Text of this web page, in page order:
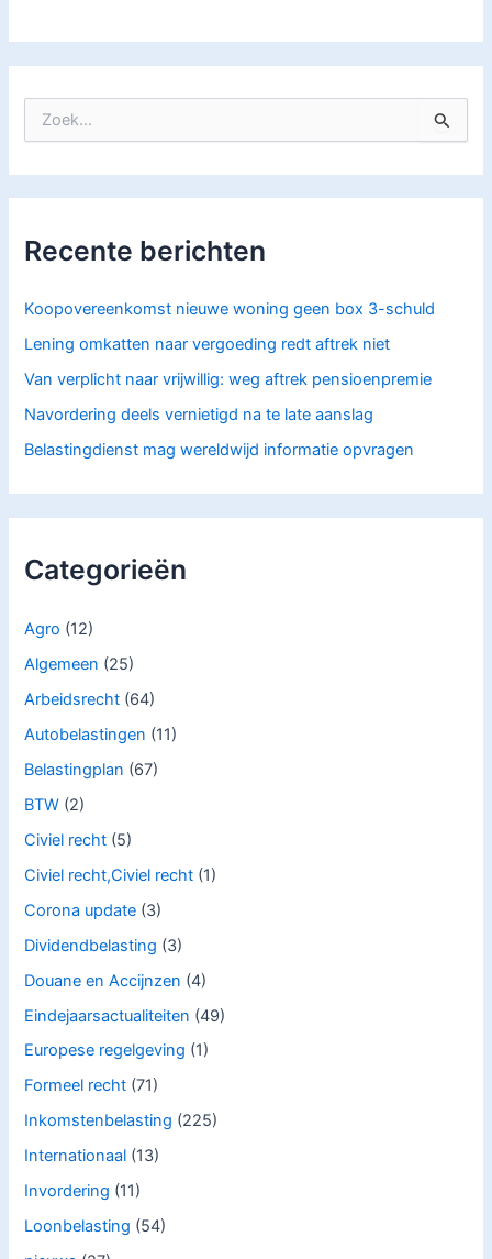
o
a
Recente berichten
Koopovereenkomst nieuwe woning geen box 3-schuld
Lening omkatten naar vergoeding redt aftrek niet
Van verplicht naar vrijwillig: weg aftrek pensioenpremie
Navordering deels vernietigd na te late aanslag
Belastingdienst mag wereldwijd informatie opvragen
Categorieën
Agro (12)
Algemeen (25)
Arbeidsrecht (64)
Autobelastingen (11)
Belastingplan (67)
BTW (2)
Civiel recht (5)
Civiel recht,Civiel recht (1)
Corona update (3)
Dividendbelasting (3)
Douane en Accijnzen (4)
Eindejaarsactualiteiten (49)
Europese regelgeving (1)
Formeel recht (71)
Inkomstenbelasting (225)
Internationaal (13)
Invordering (11)
Loonbelasting (54)